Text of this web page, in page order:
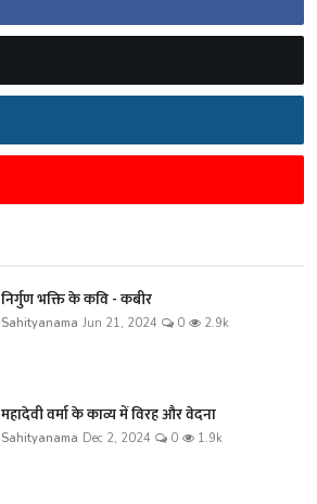
निर्गुण भक्ति के कवि - कबीर
Sahityanama Jun 21, 2024 0 2.9k
महादेवी वर्मा के काव्य में विरह और वेदना
Sahityanama Dec 2, 2024 0 1.9k